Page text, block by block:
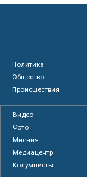
Политика
Общество
Происшествия
Видео
Фото
Мнения
Медиацентр
Колумнисты